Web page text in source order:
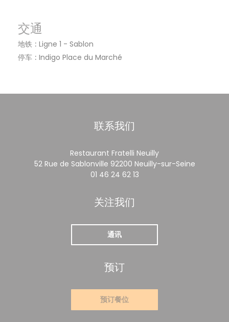
交通
地铁
Ligne 1 - Sablon
停车
Indigo Place du Marché
联系我们
Restaurant Fratelli Neuilly
52 Rue de Sablonville 92200 Neuilly-sur-Seine((在新窗
01 46 24 62 13
关注我们
通讯
预订
预订餐位